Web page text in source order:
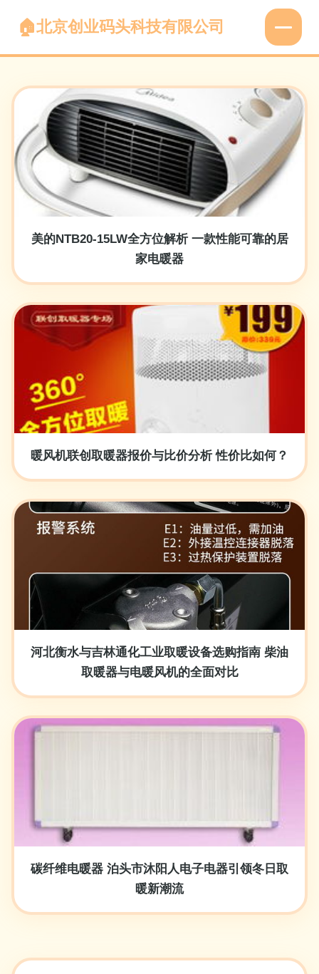
北京创业码头科技有限公司
美的NTB20-15LW全方位解析 一款性能可靠的居
家电暖器
暖风机联创取暖器报价与比价分析 性价比如何？
河北衡水与吉林通化工业取暖设备选购指南 柴油
取暖器与电暖风机的全面对比
碳纤维电暖器 泊头市沐阳人电子电器引领冬日取
暖新潮流